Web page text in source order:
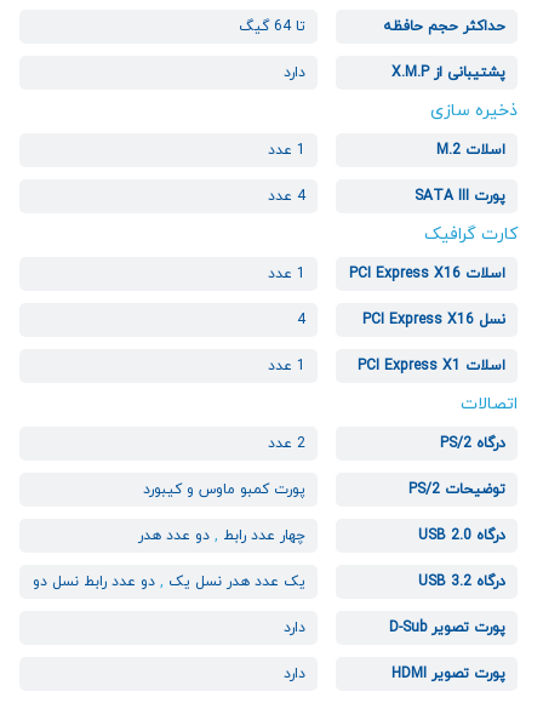
حداکثر حجم حافظه تا 64 گیگ
پشتیبانی از X.M.P دارد
ذخیره سازی
اسلات M.2 1 عدد
پورت SATA III 4 عدد
کارت گرافیک
اسلات PCI Express X16 1 عدد
نسل PCI Express X16 4
اسلات PCI Express X1 1 عدد
اتصالات
درگاه PS/2 2 عدد
توضیحات PS/2 پورت کمبو ماوس و کیبورد
درگاه USB 2.0 چهار عدد رابط ,دو عدد هدر
درگاه USB 3.2 یک عدد هدر نسل یک ,دو عدد رابط نسل دو
پورت تصویر D-Sub دارد
پورت تصویر HDMI دارد